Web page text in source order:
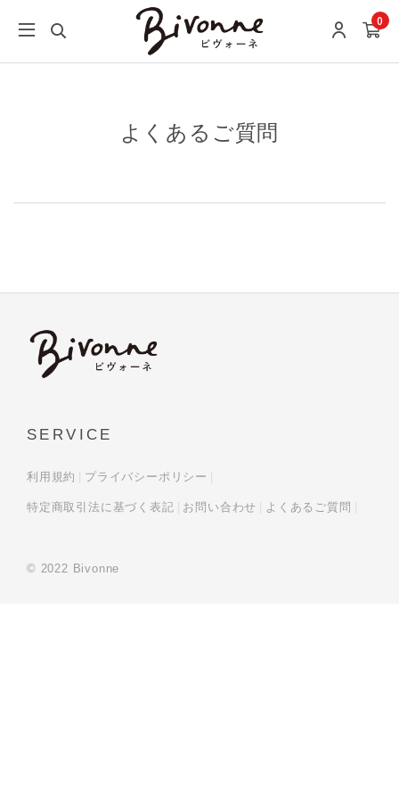
0
よくあるご質問
SERVICE
利用規約 プライバシーポリシー
特定商取引法に基づく表記 お問い合わせ よくあるご質問
© 2022 Bivonne